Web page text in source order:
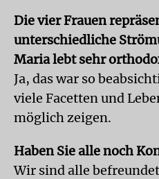
Die vier Frauen
unterschiedliche
Maria lebt sehr
Ja, das war so
viele Facetten und
möglich zeigen.
Haben Sie alle noch
Wir sind alle